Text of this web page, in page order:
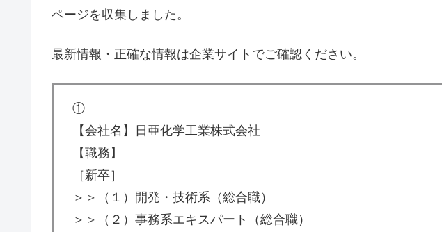
ページを収集しました。
最新情報・正確な情報は企業サイトでご確認ください。
①
【会社名】日亜化学工業株式会社
【職務】
［新卒］
＞＞（１）開発・技術系（総合職）
＞＞（２）事務系エキスパート（総合職）